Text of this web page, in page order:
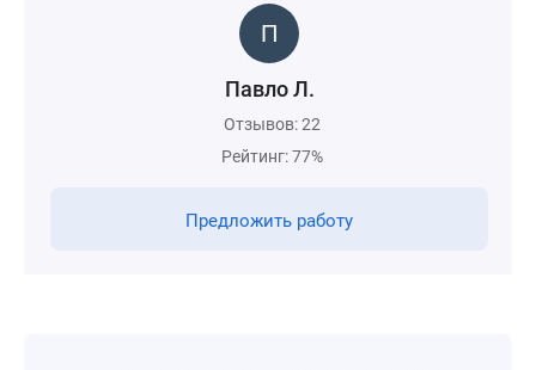
Павло Л.
Отзывов: 22
Рейтинг: 77%
Предложить работу